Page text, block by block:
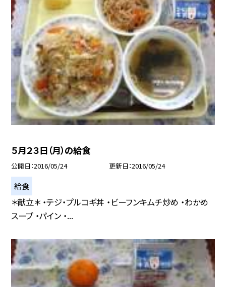
５月２３日（月）の給食
公開日 2016/05/24 更新日 2016/05/24
給食
＊献立＊ ・テジ・プルコギ丼 ・ビーフンキムチ炒め ・わかめ
スープ ・パイン ・...